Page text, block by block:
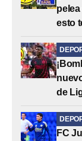
esto
de
FC